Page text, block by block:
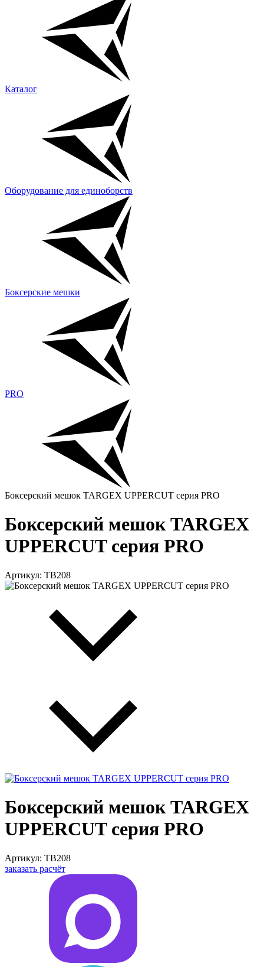
Каталог
Оборудование для единоборств
Боксерские мешки
PRO
Боксерский мешок TARGEX UPPERCUT серия PRO
Боксерский мешок TARGEX
UPPERCUT серия PRO
Артикул: TB208
Боксерский мешок TARGEX
UPPERCUT серия PRO
Артикул: TB208
заказать расчёт